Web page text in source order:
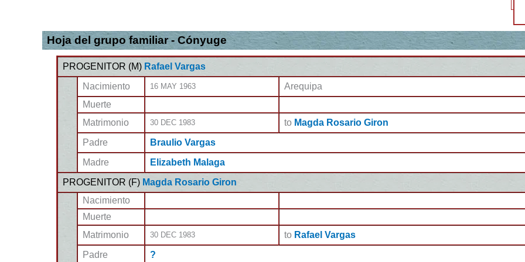
Hoja del grupo familiar - Cónyuge
PROGENITOR (M) Rafael Vargas
Nacimiento
16 MAY 1963
Arequipa
Muerte
Matrimonio
30 DEC 1983 to Magda Rosario Giron
Padre
Braulio Vargas
Madre
Elizabeth Malaga
PROGENITOR (F) Magda Rosario Giron
Nacimiento
Muerte
Matrimonio
30 DEC 1983 to Rafael Vargas
Padre
?